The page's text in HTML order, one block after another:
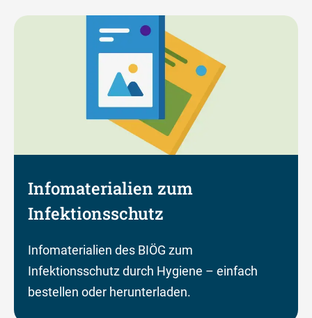
Infomaterialien zum
Infektionsschutz
Infomaterialien des BIÖG zum
Infektionsschutz durch Hygiene – einfach
bestellen oder herunterladen.